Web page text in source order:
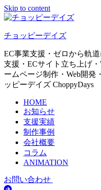
Skip to content
チョッピーデイズ
EC事業支援・ゼロから軌
支援・ECサイト立ち上げ
ームページ制作・Web開発
ッピーデイズ ChoppyDays
HOME
お知らせ
支援実績
制作事例
会社概要
コラム
ANIMATION
お問い合わせ